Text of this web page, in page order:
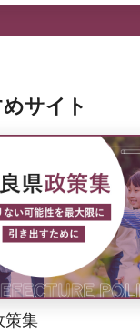
サイト
策集